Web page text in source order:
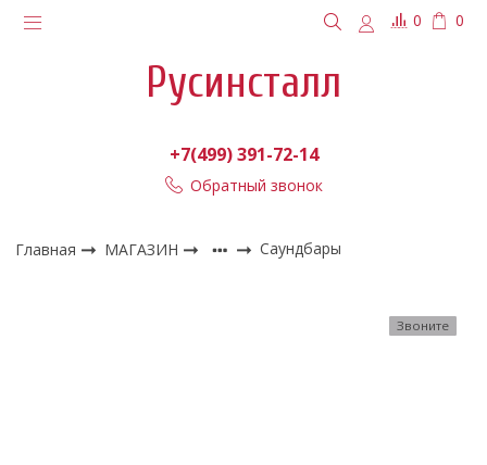
0 0
Русинсталл
+7(499) 391-72-14
Обратный звонок
Главная МАГАЗИН Саундбары
Звоните